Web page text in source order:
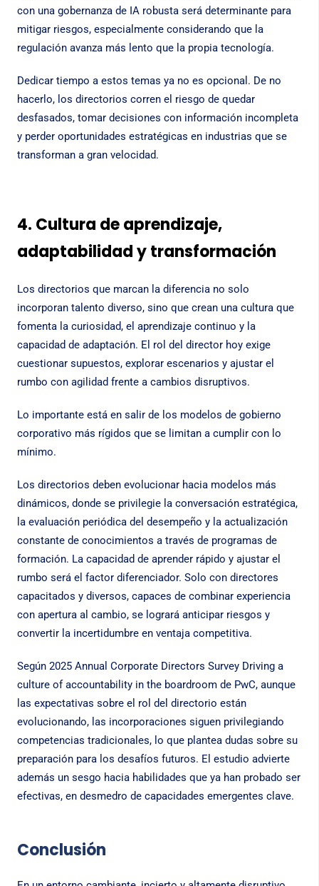
con una gobernanza de IA robusta será determinante para
mitigar riesgos, especialmente considerando que la
regulación avanza más lento que la propia tecnología.
Dedicar tiempo a estos temas ya no es opcional. De no
hacerlo, los directorios corren el riesgo de quedar
desfasados, tomar decisiones con información incompleta
y perder oportunidades estratégicas en industrias que se
transforman a gran velocidad.
4. Cultura de aprendizaje,
adaptabilidad y transformación
Los directorios que marcan la diferencia no solo
incorporan talento diverso, sino que crean una cultura que
fomenta la curiosidad, el aprendizaje continuo y la
capacidad de adaptación. El rol del director hoy exige
cuestionar supuestos, explorar escenarios y ajustar el
rumbo con agilidad frente a cambios disruptivos.
Lo importante está en salir de los modelos de gobierno
corporativo más rígidos que se limitan a cumplir con lo
mínimo.
Los directorios deben evolucionar hacia modelos más
dinámicos, donde se privilegie la conversación estratégica,
la evaluación periódica del desempeño y la actualización
constante de conocimientos a través de programas de
formación. La capacidad de aprender rápido y ajustar el
rumbo será el factor diferenciador. Solo con directores
capacitados y diversos, capaces de combinar experiencia
con apertura al cambio, se logrará anticipar riesgos y
convertir la incertidumbre en ventaja competitiva.
Según 2025 Annual Corporate Directors Survey Driving a
culture of accountability in the boardroomde PwC, aunque
las expectativas sobre el rol del directorio están
evolucionando, las incorporaciones siguen privilegiando
competencias tradicionales, lo que plantea dudas sobre su
preparación para los desafíos futuros. El estudio advierte
además un sesgo hacia habilidades que ya han probado ser
efectivas, en desmedro de capacidades emergentes clave.
Conclusión